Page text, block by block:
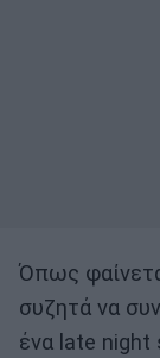
Όπως
συζητά να
ένα late night